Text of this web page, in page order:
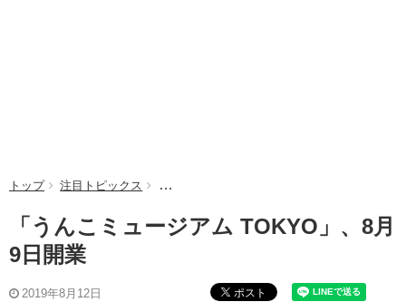
トップ 注目トピックス 「うんこミュージアム TOKYO」、8月9日開業
「うんこミュージアム TOKYO」、8月
9日開業
2019年8月12日 ポスト